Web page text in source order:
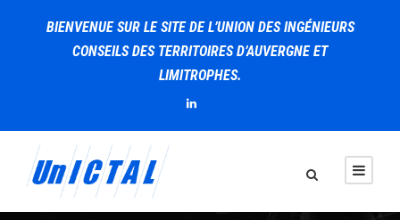
BIENVENUE SUR LE SITE DE L’UNION DES INGÉNIEURS
CONSEILS DES TERRITOIRES D’AUVERGNE ET
LIMITROPHES.